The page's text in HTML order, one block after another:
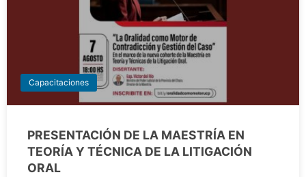
Capacitaciones
PRESENTACIÓN DE LA MAESTRÍA EN
TEORÍA Y TÉCNICA DE LA LITIGACIÓN
ORAL